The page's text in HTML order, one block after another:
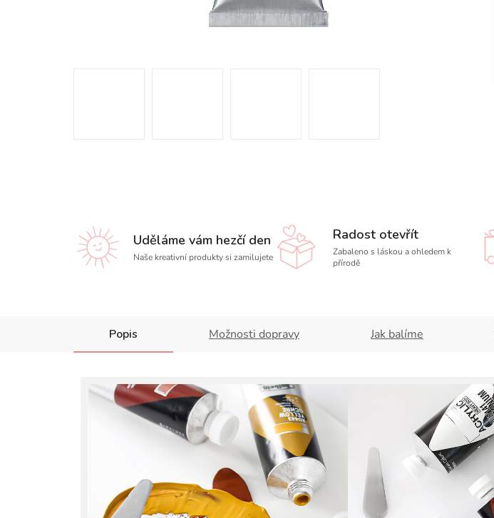
Uděláme vám hezčí den
Naše kreativní produkty si zamilujete
Radost otevřít
Zabaleno s láskou a ohledem k
přírodě
Popis Možnosti dopravy Jak balíme